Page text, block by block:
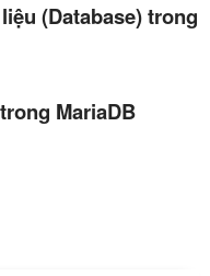
(Database) trong
MariaDB